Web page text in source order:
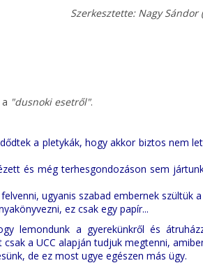
Szerkesztette: Nagy Sándor
"dusnoki esetről".
a pletykák, hogy akkor biztos nem
és még terhesgondozáson sem
ugyanis szabad embernek szültük
ez csak egy papír...
lemondunk a gyerekünkről és
a UCC alapján tudjuk megtenni,
de ez most ugye egészen más ügy.